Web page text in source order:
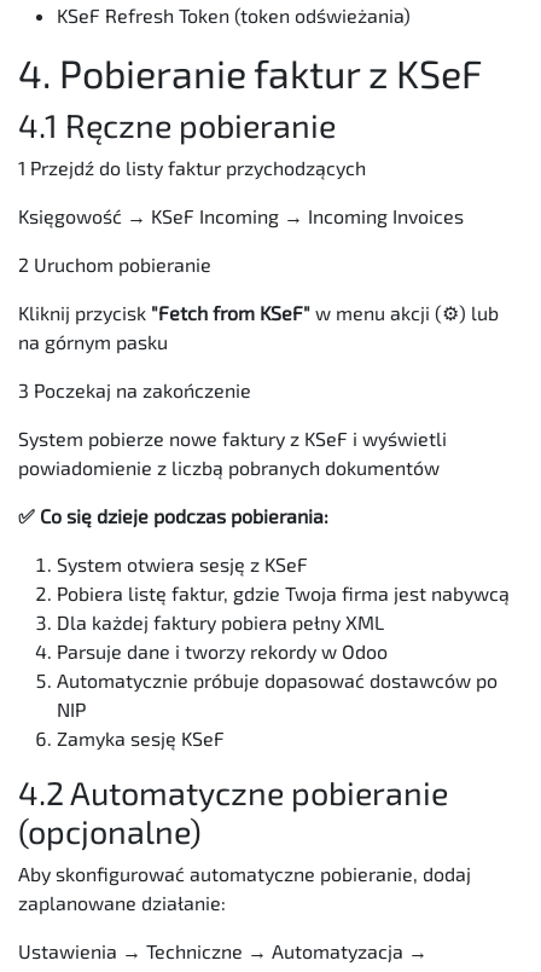
KSeF Refresh Token (token odświeżania)
4. Pobieranie faktur z KSeF
4.1 Ręczne pobieranie
1 Przejdź do listy faktur przychodzących
Księgowość → KSeF Incoming → Incoming Invoices
2 Uruchom pobieranie
Kliknij przycisk "Fetch from KSeF" w menu akcji (⚙️) lub
na górnym pasku
3 Poczekaj na zakończenie
System pobierze nowe faktury z KSeF i wyświetli
powiadomienie z liczbą pobranych dokumentów
✅ Co się dzieje podczas pobierania:
System otwiera sesję z KSeF
Pobiera listę faktur, gdzie Twoja firma jest nabywcą
Dla każdej faktury pobiera pełny XML
Parsuje dane i tworzy rekordy w Odoo
Automatycznie próbuje dopasować dostawców po
NIP
Zamyka sesję KSeF
4.2 Automatyczne pobieranie
(opcjonalne)
Aby skonfigurować automatyczne pobieranie, dodaj
zaplanowane działanie:
Ustawienia → Techniczne → Automatyzacja →